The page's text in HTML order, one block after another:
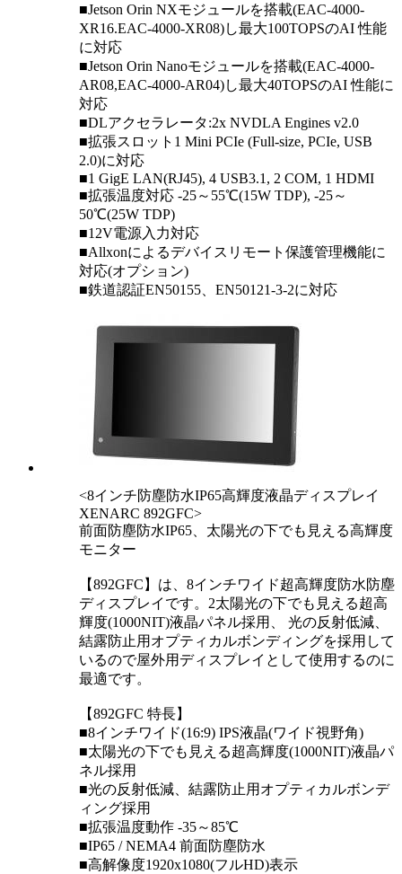
■Jetson Orin NXモジュールを搭載(EAC-4000-
XR16.EAC-4000-XR08)し最大100TOPSのAI 性能
に対応
■Jetson Orin Nanoモジュールを搭載(EAC-4000-
AR08,EAC-4000-AR04)し最大40TOPSのAI 性能に
対応
■DLアクセラレータ:2x NVDLA Engines v2.0
■拡張スロット1 Mini PCIe (Full-size, PCIe, USB
2.0)に対応
■1 GigE LAN(RJ45), 4 USB3.1, 2 COM, 1 HDMI
■拡張温度対応 -25～55℃(15W TDP), -25～
50℃(25W TDP)
■12V電源入力対応
■Allxonによるデバイスリモート保護管理機能に
対応(オプション)
■鉄道認証EN50155、EN50121-3-2に対応
<8インチ防塵防水IP65高輝度液晶ディスプレイ
XENARC 892GFC>
前面防塵防水IP65、太陽光の下でも見える高輝度
モニター
【892GFC】は、8インチワイド超高輝度防水防塵
ディスプレイです。2太陽光の下でも見える超高
輝度(1000NIT)液晶パネル採用、 光の反射低減、
結露防止用オプティカルボンディングを採用して
いるので屋外用ディスプレイとして使用するのに
最適です。
【892GFC 特長】
■8インチワイド(16:9) IPS液晶(ワイド視野角)
■太陽光の下でも見える超高輝度(1000NIT)液晶パ
ネル採用
■光の反射低減、結露防止用オプティカルボンデ
ィング採用
■拡張温度動作 -35～85℃
■IP65 / NEMA4 前面防塵防水
■高解像度1920x1080(フルHD)表示